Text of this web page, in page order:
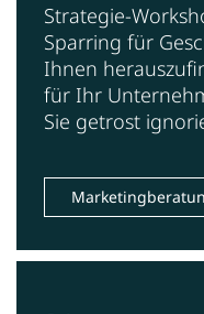
Strategie-
Sparring für
Ihnen
für Ihr
Sie getrost